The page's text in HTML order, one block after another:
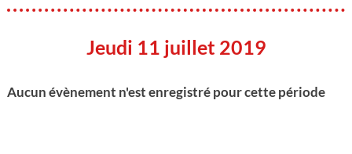
Jeudi 11 juillet 2019
Aucun évènement n'est enregistré pour cette période